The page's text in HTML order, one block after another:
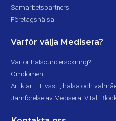
Samarbetspartners
Företagshälsa
Varför välja Medisera?
Varför hälsoundersökning?
Omdömen
Artiklar – Livsstil, hälsa och
Jämförelse av Medisera, Vital,